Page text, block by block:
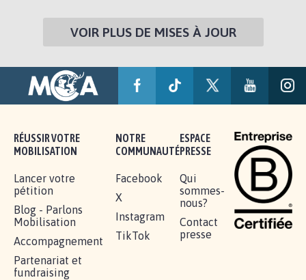
VOIR PLUS DE MISES À JOUR
RÉUSSIR VOTRE
MOBILISATION
Lancer votre
pétition
Blog - Parlons
Mobilisation
Accompagnement
Partenariat et
fundraising
NOTRE
COMMUNAUTÉ
Facebook
X
Instagram
TikTok
ESPACE
PRESSE
Qui
sommes-
nous?
Contact
presse